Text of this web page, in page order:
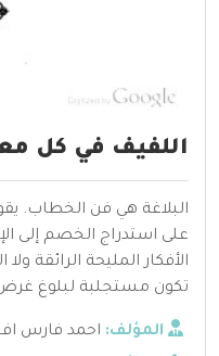
اللفيف في كل
البلاغة هي فن الخطاب.
على استدراج الخصم إلى
الأفكار المليحة الرائقة
تكون مستجلبة لبلوغ
المؤلف: احمد فارس